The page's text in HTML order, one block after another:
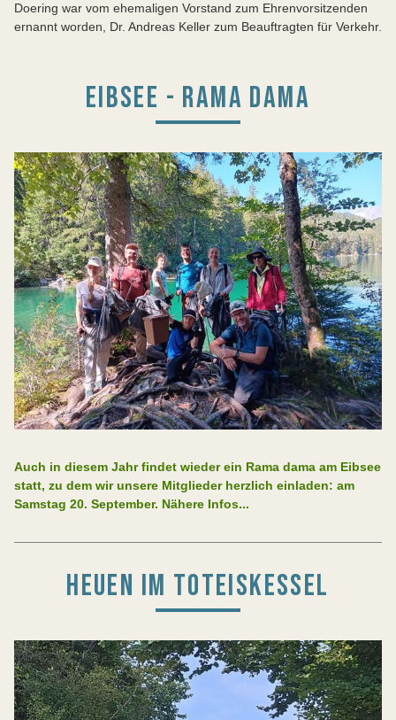
Doering war vom ehemaligen Vorstand zum Ehrenvorsitzenden
ernannt worden, Dr. Andreas Keller zum Beauftragten für Verkehr.
EIBSEE - RAMA DAMA
Auch in diesem Jahr findet wieder ein Rama dama am Eibsee
statt, zu dem wir unsere Mitglieder herzlich einladen: am
Samstag 20. September. Nähere Infos...
HEUEN IM TOTEISKESSEL